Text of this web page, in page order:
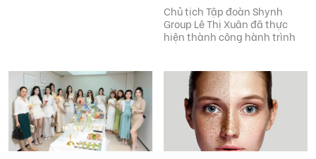
Chủ tịch Tập đoàn Shynh
Group Lê Thị Xuân đã thực
hiện thành công hành trình